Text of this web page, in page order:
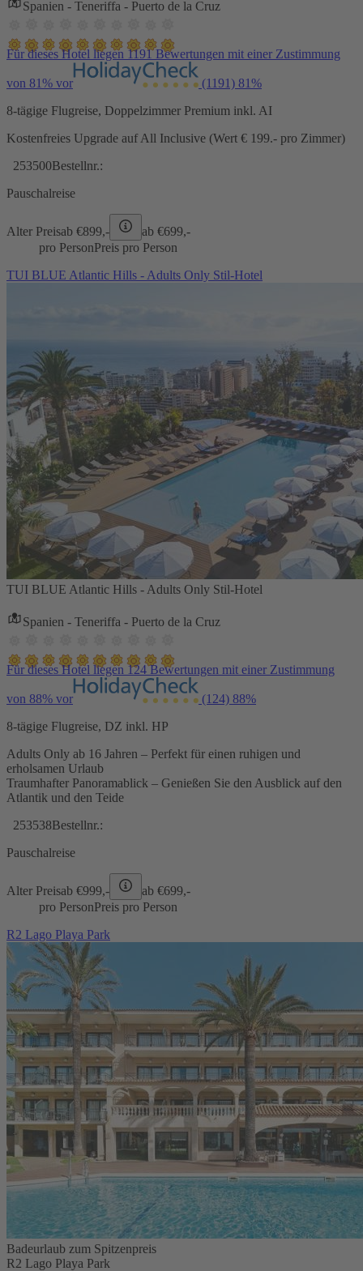
Spanien - Teneriffa - Puerto de la Cruz
Für dieses Hotel liegen 1191 Bewertungen mit einer Zustimmung
von 81% vor (1191) 81%
8-tägige Flugreise, Doppelzimmer Premium inkl. AI
Kostenfreies Upgrade auf All Inclusive (Wert € 199.- pro Zimmer)
253500Bestellnr.:
Pauschalreise
Alter Preisab €899,- ab €699,-
pro PersonPreis pro Person
TUI BLUE Atlantic Hills - Adults Only Stil-Hotel
TUI BLUE Atlantic Hills - Adults Only Stil-Hotel
Spanien - Teneriffa - Puerto de la Cruz
Für dieses Hotel liegen 124 Bewertungen mit einer Zustimmung
von 88% vor (124) 88%
8-tägige Flugreise, DZ inkl. HP
Adults Only ab 16 Jahren – Perfekt für einen ruhigen und
erholsamen Urlaub
Traumhafter Panoramablick – Genießen Sie den Ausblick auf den
Atlantik und den Teide
253538Bestellnr.:
Pauschalreise
Alter Preisab €999,- ab €699,-
pro PersonPreis pro Person
R2 Lago Playa Park
Badeurlaub zum Spitzenpreis
R2 Lago Playa Park